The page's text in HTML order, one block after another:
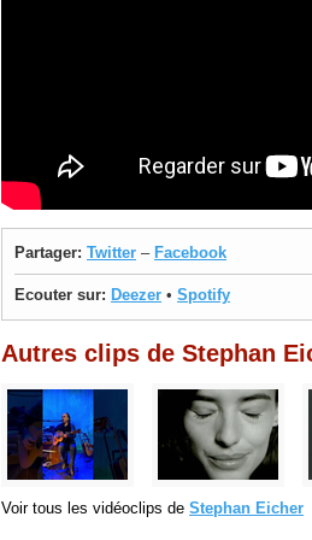
Partager: Twitter – Facebook
Ecouter sur: Deezer • Spotify
Autres clips de Stephan
Voir tous les vidéoclips de Stephan Eicher